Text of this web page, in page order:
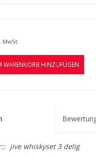
MwSt.
WARENKORB HINZUFÜGEN
jive whiskyset 3 delig